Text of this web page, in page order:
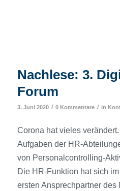
Nachlese: 3.
Forum
3. Juni 2020 / 0 Kommentare / in
Corona hat vieles
Aufgaben der HR-
von Personalcontrolling-
Die HR-Funktion hat sich
ersten Ansprechpartner des